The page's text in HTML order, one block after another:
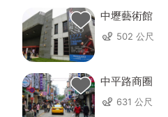
中壢藝術館
502 公尺
中平路商圈
631 公尺